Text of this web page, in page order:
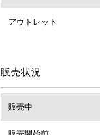
アウトレット
販売状況
販売中